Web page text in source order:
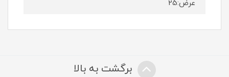
عرض:25
برگشت به بالا